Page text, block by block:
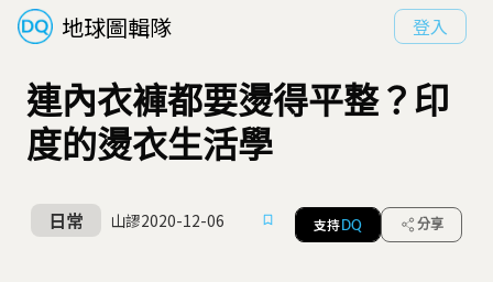
地球圖輯隊 登入
連內衣褲都要燙得平整？印
度的燙衣生活學
日常 山謬2020-12-06 支持 DQ 分享